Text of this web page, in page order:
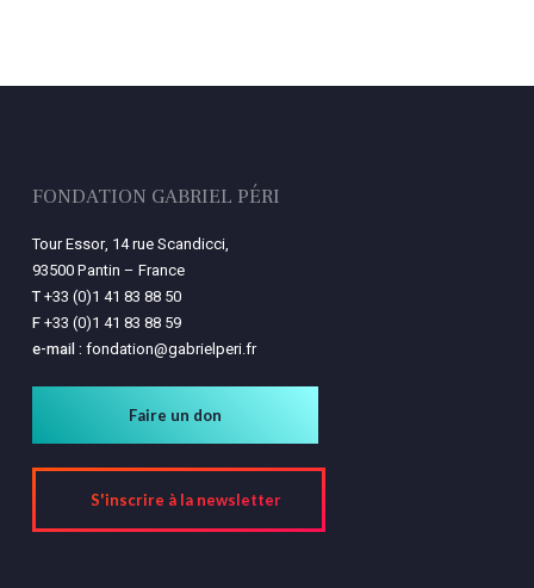
FONDATION GABRIEL PÉRI
Tour Essor, 14 rue Scandicci,
93500 Pantin – France
T+33 (0)1 41 83 88 50
F+33 (0)1 41 83 88 59
e-mail : fondation@gabrielperi.fr
Faire un don
S'inscrire à la newsletter